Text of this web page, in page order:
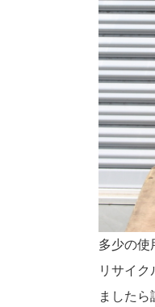
多少の使
リサイ
ましたら